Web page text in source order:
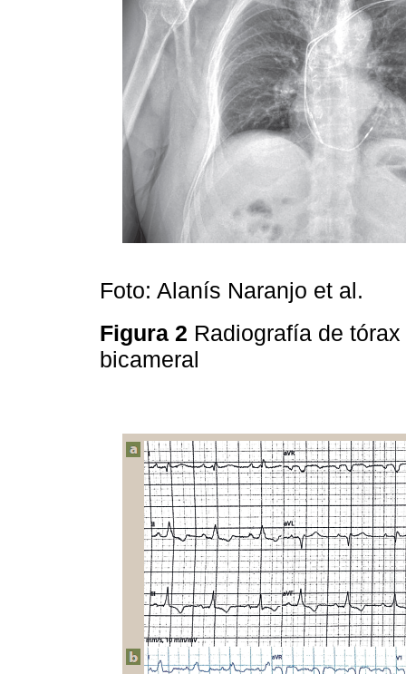
Foto: Alanís Naranjo et al.
Figura 2 Radiografía de
bicameral